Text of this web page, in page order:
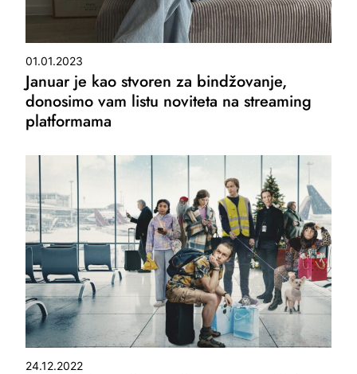
01.01.2023
Januar je kao stvoren za bindžovanje,
donosimo vam listu noviteta na streaming
platformama
24.12.2022